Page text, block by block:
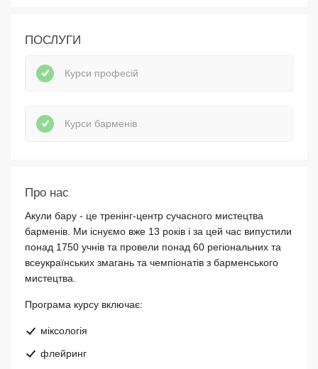
ПОСЛУГИ
Курси професій
Курси барменів
Про нас
Акули бару - це тренінг-центр сучасного мистецтва
барменів. Ми існуємо вже 13 років і за цей час випустили
понад 1750 учнів та провели понад 60 регіональних та
всеукраїнських змагань та чемпіонатів з барменського
мистецтва.
Програма курсу включає:
міксологія
флейринг